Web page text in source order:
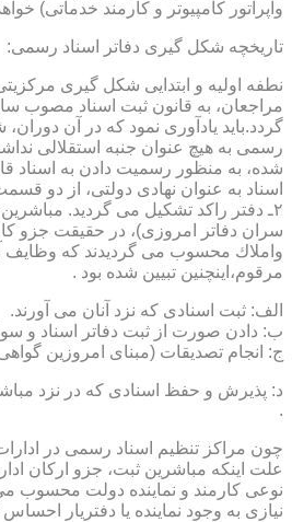
واپراتور كامپیوتر و كارمند خدماتی)
تاریخچه شكل گیری دفاتر اسناد رسمی:
نطفه اولیه و ابتدایی شكل گیری
گردد.باید یادآوری نمود كه در آن دوران،
رسمی به هیچ عنوان جنبه استقلالی
شده، به منظور رسمیت دادن به اسناد
۲ـ دفتر راكد تشكیل می گردید.
سران دفاتر امروزی)، در حقیقت جزو
مرقوم،اینچنین تبیین شده بود .
الف: ثبت اسنادی كه نزد آنان می آورند.
ب: دادن صورت از ثبت دفاتر اسناد و
ج: انجام تصدیقات (مبنای امروزین
د: پذیرش و حفظ اسنادی كه در نزد
.
چون مراكز تنظیم اسناد رسمی در
علت اینكه مباشرین ثبت، جزو اركان
نوعی كارمند و نماینده دولت محسوب
نیازی به وجود نماینده یا دفتریار